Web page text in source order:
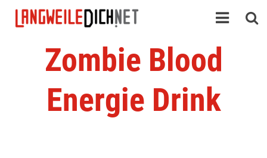
Zombie Blood
Energie Drink